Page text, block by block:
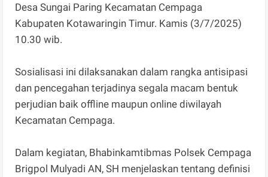
Desa Sungai Paring Kecamatan Cempaga
Kabupaten Kotawaringin Timur. Kamis (3/7/2025)
10.30 wib.
Sosialisasi ini dilaksanakan dalam rangka antisipasi
dan pencegahan terjadinya segala macam bentuk
perjudian baik offline maupun online diwilayah
Kecamatan Cempaga.
Dalam kegiatan, Bhabinkamtibmas Polsek Cempaga
Brigpol Mulyadi AN, SH menjelaskan tentang definisi